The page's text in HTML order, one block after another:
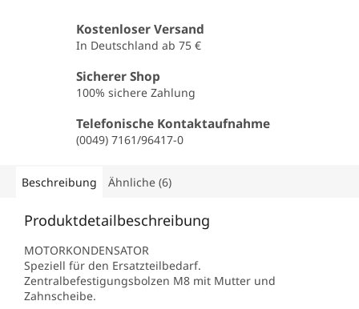
Kostenloser Versand
In Deutschland ab 75 €
Sicherer Shop
100% sichere Zahlung
Telefonische Kontaktaufnahme
(0049) 7161/96417-0
Beschreibung Ähnliche (6)
Produktdetailbeschreibung
MOTORKONDENSATOR
Speziell für den Ersatzteilbedarf.
Zentralbefestigungsbolzen M8 mit Mutter und
Zahnscheibe.